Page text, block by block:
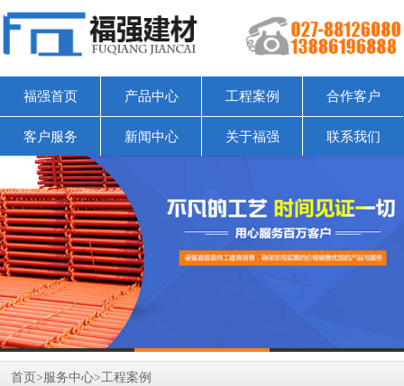
福强首页 产品中心 工程案例 合作客户
客户服务 新闻中心 关于福强 联系我们
首页 >服务中心>工程案例